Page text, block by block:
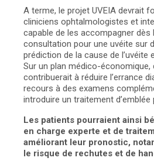
A terme, le projet UVEIA devrait
cliniciens ophtalmologistes et
capable de les accompagner dès
consultation pour une uvéite sur
prédiction de la cause de l’uvéite
Sur un plan médico-
contribuerait à réduire l’errance
recours à des examens
introduire un traitement d’emblée
Les patients pourraient ainsi
en charge experte et de
améliorant leur pronostic,
le risque de rechutes et de